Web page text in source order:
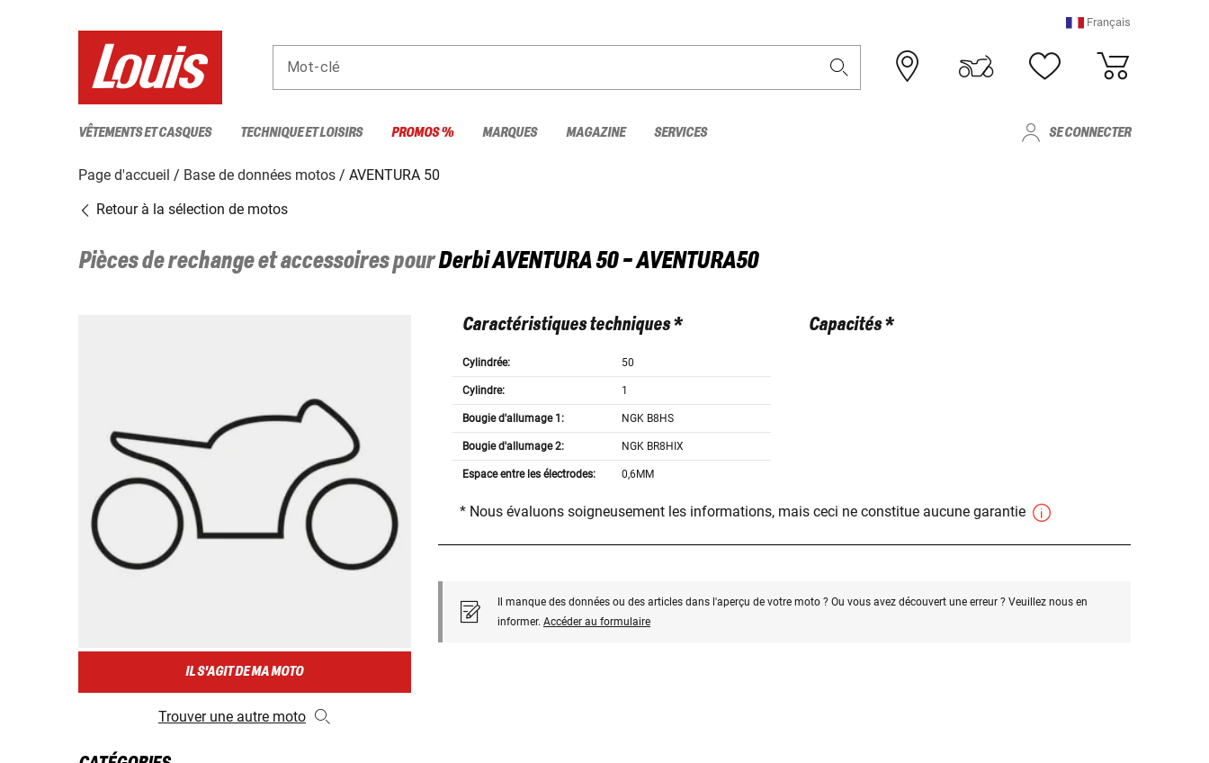
Français
Mot-clé
VÊTEMENTS ET CASQUES TECHNIQUE ET LOISIRS PROMOS % MARQUES MAGAZINE SERVICES SE CONNECTER
Page d'accueil Base de données motos
AVENTURA 50
Retour à la sélection de motos
Pièces de rechange et accessoires pourDerbiAVENTURA 50 - AVENTURA50
IL S'AGIT DE MA MOTO
Trouver une autre moto
Caractéristiques techniques *
Cylindrée: 50
Cylindre: 1
Bougie d'allumage 1: NGK B8HS
Bougie d'allumage 2: NGK BR8HIX
Espace entre les électrodes: 0,6MM
Capacités *
* Nous évaluons soigneusement les informations, mais ceci ne constitue aucune garantie
Il manque des données ou des articles dans l'aperçu de votre moto ? Ou vous avez découvert une erreur ? Veuillez nous en
informer. Accéder au formulaire